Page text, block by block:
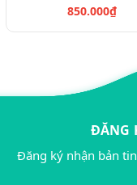
850.000₫
ĐĂNG
Đăng ký nhận bản